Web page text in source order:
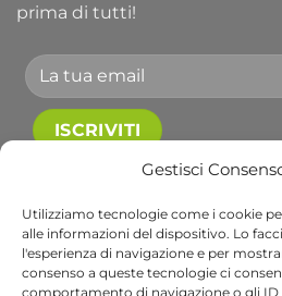
Gestisci
Utilizziamo tecnologie come i cookie
alle informazioni del dispositivo. Lo
l'esperienza di navigazione e per
consenso a queste tecnologie ci
comportamento di navigazione o gli ID
prima di tutti!
Accetto le condizioni
Alternative: